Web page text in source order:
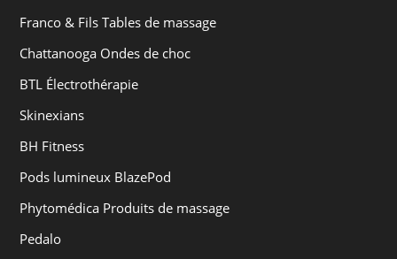
Franco & Fils Tables de massage
Chattanooga Ondes de choc
BTL Électrothérapie
Skinexians
BH Fitness
Pods lumineux BlazePod
Phytomédica Produits de massage
Pedalo